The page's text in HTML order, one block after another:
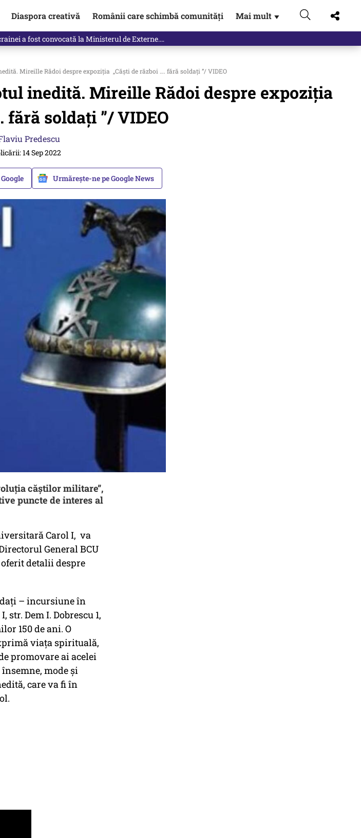
Diaspora creativă Românii care schimbă comunități Mai mult ▼
a fost convocată la Ministerul de Externe.…
Mireille Rădoi despre expoziția „Căști de război …. fără soldați ”/ VIDEO
inedită. Mireille Rădoi despre expoziția
fără soldați ”/ VIDEO
Predescu
14 Sep 2022
Urmărește-ne pe Google News
căștilor militare”,
puncte de interes al
Carol I, va
General BCU
detalii despre
– incursiune în
Dem I. Dobrescu 1,
150 de ani. O
viața spirituală,
promovare ai acelei
mode și
care va fi în